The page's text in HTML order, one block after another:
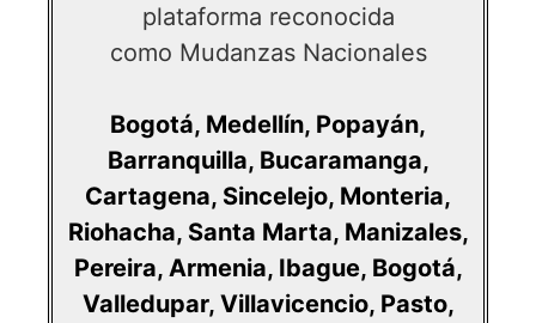
plataforma reconocida
como Mudanzas Nacionales
Bogotá, Medellín, Popayán,
Barranquilla, Bucaramanga,
Cartagena, Sincelejo, Monteria,
Riohacha, Santa Marta, Manizales,
Pereira, Armenia, Ibague, Bogotá,
Valledupar, Villavicencio, Pasto,